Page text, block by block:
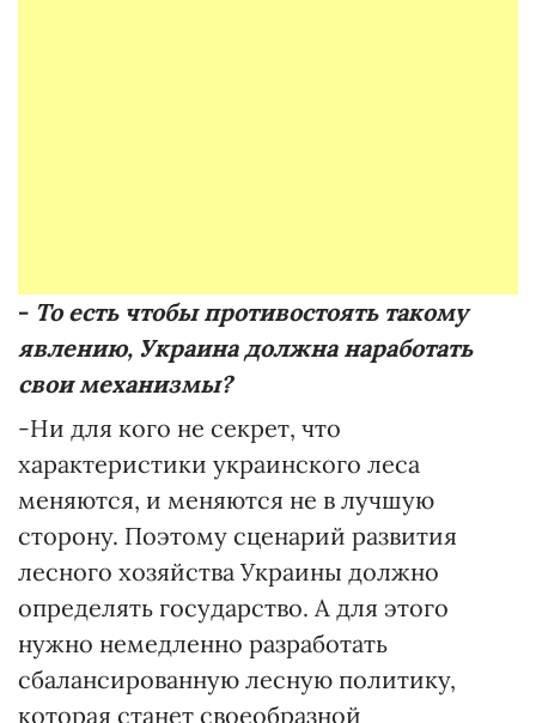
- То есть чтобы противостоять такому
явлению, Украина должна наработать
своимеханизмы?
-Ни для кого не секрет, что
характеристики украинского леса
меняются, и меняются не в лучшую
сторону. Поэтому сценарий развития
лесного хозяйства Украины должно
определять государство. А для этого
нужно немедленно разработать
сбалансированную лесную политику,
которая станет своеобразной